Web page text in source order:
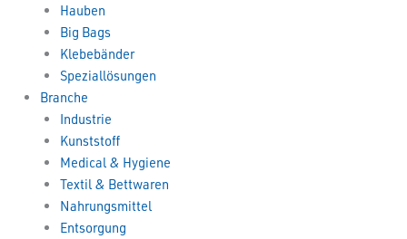
Hauben
Big Bags
Klebebänder
Speziallösungen
Branche
Industrie
Kunststoff
Medical & Hygiene
Textil & Bettwaren
Nahrungsmittel
Entsorgung